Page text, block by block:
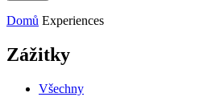
Domů Experiences
Zážitky
Všechny